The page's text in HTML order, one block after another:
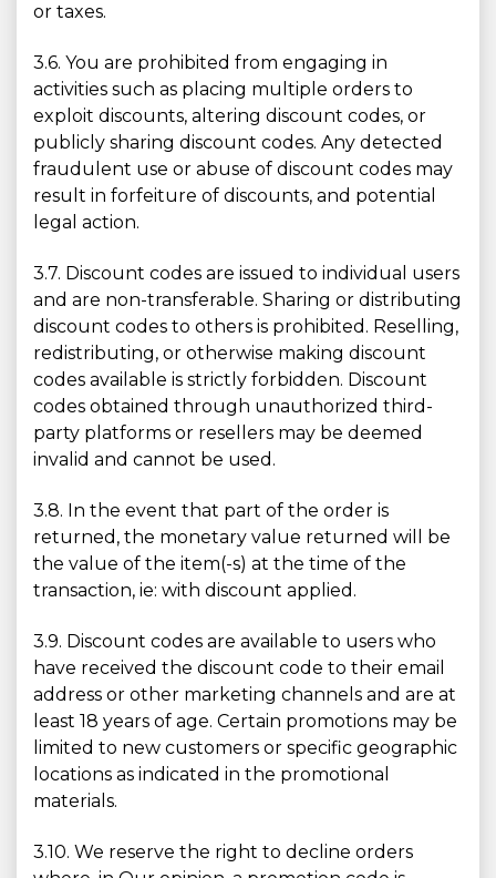
or taxes.
3.6. You are prohibited from engaging in
activities such as placing multiple orders to
exploit discounts, altering discount codes, or
publicly sharing discount codes. Any detected
fraudulent use or abuse of discount codes may
result in forfeiture of discounts, and potential
legal action.
3.7. Discount codes are issued to individual users
and are non-transferable. Sharing or distributing
discount codes to others is prohibited. Reselling,
redistributing, or otherwise making discount
codes available is strictly forbidden. Discount
codes obtained through unauthorized third-
party platforms or resellers may be deemed
invalid and cannot be used.
3.8. In the event that part of the order is
returned, the monetary value returned will be
the value of the item(-s) at the time of the
transaction, ie: with discount applied.
3.9. Discount codes are available to users who
have received the discount code to their email
address or other marketing channels and are at
least 18 years of age. Certain promotions may be
limited to new customers or specific geographic
locations as indicated in the promotional
materials.
3.10. We reserve the right to decline orders